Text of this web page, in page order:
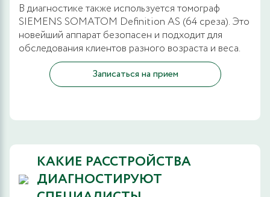
В диагностике также используется томограф
SIEMENS SOMATOM Definition AS (64 среза). Это
новейший аппарат безопасен и подходит для
обследования клиентов разного возраста и веса.
Записаться на прием
КАКИЕ РАССТРОЙСТВА
ДИАГНОСТИРУЮТ